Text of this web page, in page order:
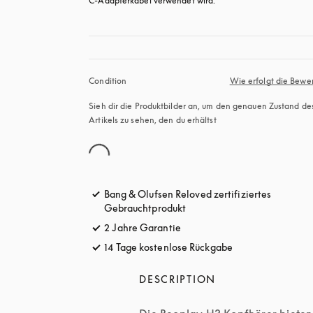
Condition Wie erfolgt die
Sieh dir die Produktbilder an, um den genauen Zustand
Artikels zu sehen, den du erhältst
Bang & Olufsen Reloved zertifiziertes
Gebrauchtprodukt
2 Jahre Garantie
14 Tage kostenlose Rückgabe
DESCRIPTION